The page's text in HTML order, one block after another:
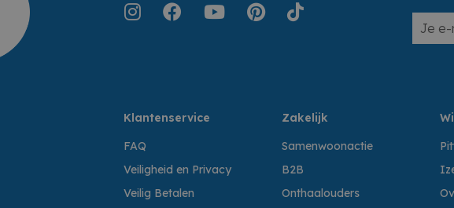
Klantenservice
FAQ
Veiligheid en Privacy
Veilig Betalen
Zakelijk
Samenwoonactie
B2B
Onthaalouders